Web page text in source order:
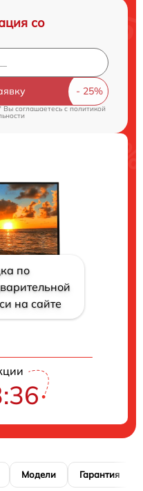
со
Вы соглашаетесь cполитикой
по
на сайте
Модели Гарантия